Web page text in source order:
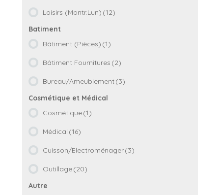
Loisirs (Montr.Lun) (12)
Bâtiment (Pièces) (1)
Bâtiment Fournitures (2)
Bureau/Ameublement (3)
Cosmétique(1)
Médical (16)
Cuisson/Electroménager(3)
Outillage(20)